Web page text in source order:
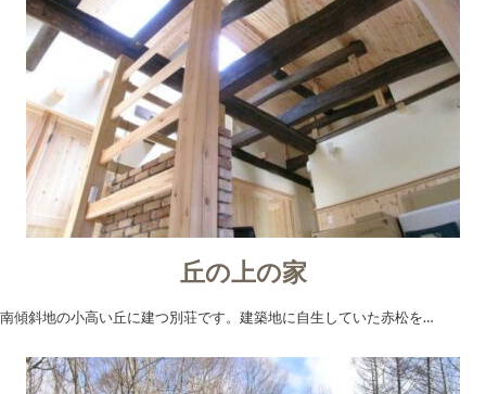
丘の上の家
南傾斜地の小高い丘に建つ別荘です。建築地に自生していた赤松を…